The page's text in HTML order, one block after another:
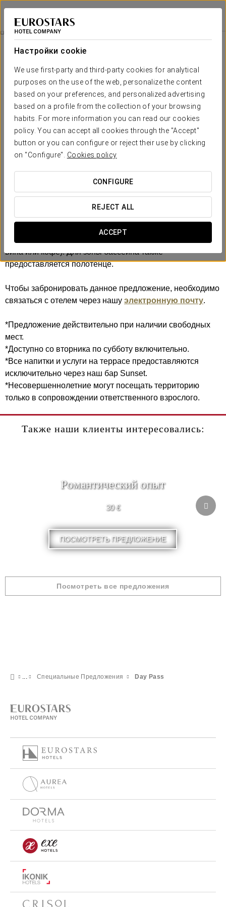
Настройки cookie
We use first-party and third-party cookies for analytical
purposes on the use of the web, personalize the content
based on your preferences, and personalized advertising
based on a profile from the collection of your browsing
habits. For more information you can read our cookies
policy. You can accept all cookies through the "Accept"
button or you can configure or reject their use by clicking
on "Configure". Cookies policy
CONFIGURE
REJECT ALL
ACCEPT
Exe Las Palmas
ЛАС-ПАЛЬМАС-ДЕ-ГРАН-КАНАРИЯ
Day Pass
20 €
Day Pass
Если вы не проживаете в нашем отеле, но хотите
насладиться отдыхом у бассейна, мы предлагаем вам
это замечательное предложение. Вы сможете
пользоваться бассейном и получить один напиток на
выбор (вода, прохладительный напиток, пиво, бокал
вина или кофе). Для зоны бассейна также
предоставляется полотенце.
Чтобы забронировать данное предложение, необходимо
связаться с отелем через нашу электронную почту.
*Предложение действительно при наличии свободных
мест.
*Доступно со вторника по субботу включительно.
*Все напитки и услуги на террасе предоставляются
исключительно через наш бар Sunset.
*Несовершеннолетние могут посещать территорию
только в сопровождении ответственного взрослого.
Также наши клиенты интересовались:
Pомантический опыт
30 €
ПОСМОТРЕТЬ ПРЕДЛОЖЕНИЕ
Посмотреть все предложения
Специальные Предложения Day Pass